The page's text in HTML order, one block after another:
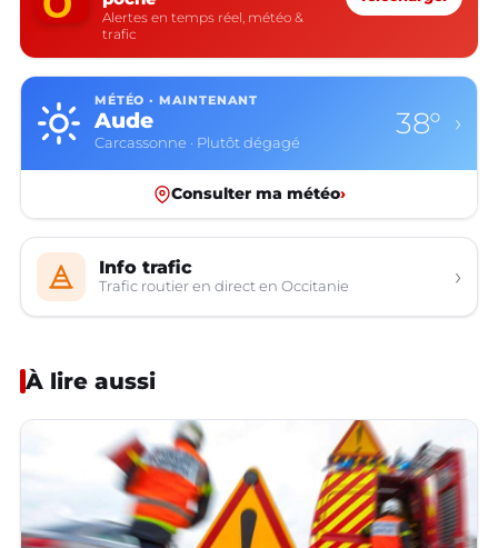
Alertes en temps réel, météo &
trafic
MÉTÉO · MAINTENANT
Aude
Carcassonne · Plutôt dégagé
38° ›
Consulter ma météo›
Info trafic
Trafic routier en direct en Occitanie ›
À lire aussi